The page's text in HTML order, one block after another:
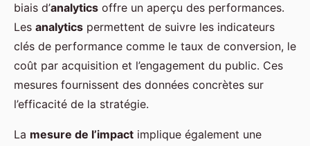
biais d’analytics offre un aperçu des performances.
Les analytics permettent de suivre les indicateurs
clés de performance comme le taux de conversion, le
coût par acquisition et l’engagement du public. Ces
mesures fournissent des données concrètes sur
l’efficacité de la stratégie.
La mesure de l’impact implique également une